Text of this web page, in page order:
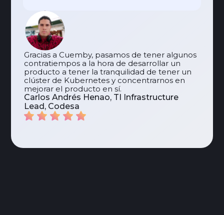
Gracias a Cuemby, pasamos de tener algunos
contratiempos a la hora de desarrollar un
producto a tener la tranquilidad de tener un
clúster de Kubernetes y concentrarnos en
mejorar el producto en sí.
Carlos Andrés Henao, TI Infrastructure
Lead, Codesa